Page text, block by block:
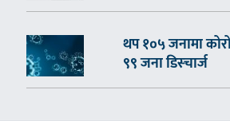
थप १०५ जनामा
९९ जना डिस्चार्ज